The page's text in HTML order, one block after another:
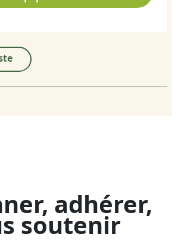
adhérer,
soutenir